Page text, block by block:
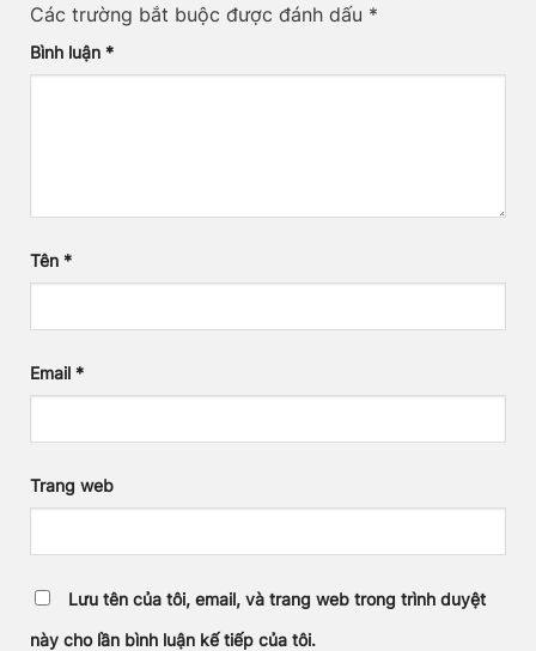
Các trường bắt buộc được đánh dấu *
Bình luận *
Tên *
Email *
Trang web
Lưu tên của tôi, email, và trang web trong trình duyệt
này cho lần bình luận kế tiếp của tôi.